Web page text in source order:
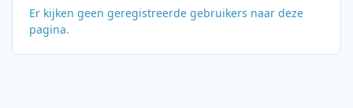
Er kijken geen geregistreerde gebruikers naar deze
pagina.